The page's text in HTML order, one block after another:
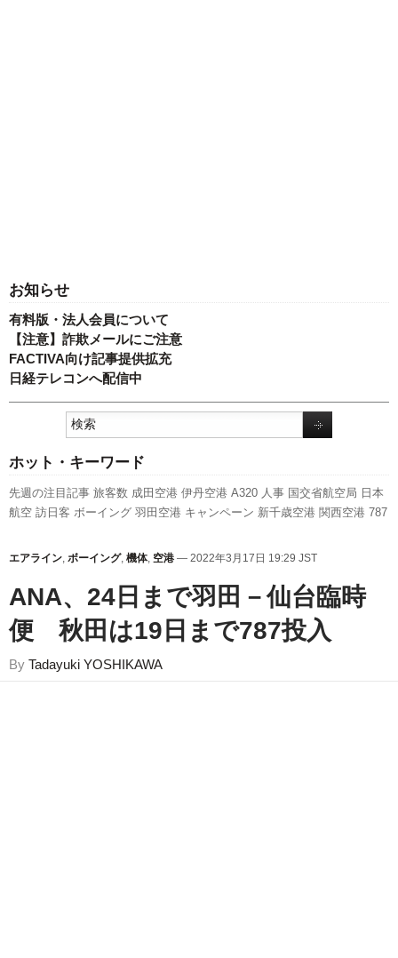
お知らせ
有料版・法人会員について
【注意】詐欺メールにご注意
FACTIVA向け記事提供拡充
日経テレコンへ配信中
ホット・キーワード
先週の注目記事 旅客数 成田空港 伊丹空港 A320 人事 国交省航空局 日本
航空 訪日客 ボーイング 羽田空港 キャンペーン 新千歳空港 関西空港 787
A350 XWB
777 新路線 福岡空港 スターフライヤー 国交省 航空貨物
着回数 737NG
エアライン, ボーイング, 機体, 空港 — 2022年3月17日 19:29 JST
ANA、24日まで羽田－仙台臨時
便 秋田は19日まで787投入
By Tadayuki YOSHIKAWA